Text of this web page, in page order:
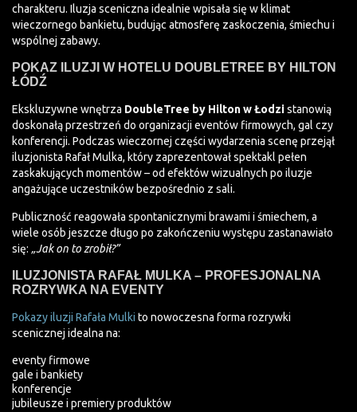
charakteru. Iluzja sceniczna idealnie wpisała się w klimat
wieczornego bankietu, budując atmosferę zaskoczenia, śmiechu i
wspólnej zabawy.
POKAZ ILUZJI W HOTELU DOUBLETREE BY HILTON
ŁÓDŹ
Ekskluzywne wnętrza DoubleTree by Hilton w Łodzistanowią
doskonałą przestrzeń do organizacji eventów firmowych, gal czy
konferencji. Podczas wieczornej części wydarzenia scenę przejął
iluzjonista Rafał Mulka, który zaprezentował spektakl pełen
zaskakujących momentów – od efektów wizualnych po iluzje
angażujące uczestników bezpośrednio z sali.
Publiczność reagowała spontanicznymi brawami i śmiechem, a
wiele osób jeszcze długo po zakończeniu występu zastanawiało
się: „Jak on to zrobił?”
ILUZJONISTA RAFAŁ MULKA – PROFESJONALNA
ROZRYWKA NA EVENTY
Pokazy iluzji Rafała Mulki to nowoczesna forma rozrywki
scenicznej idealna na:
eventy firmowe
gale i bankiety
konferencje
jubileusze i premiery produktów